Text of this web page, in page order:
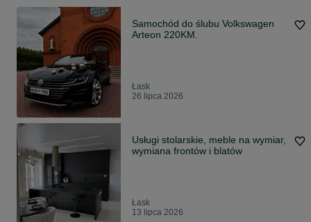
Samochód do ślubu Volkswagen
Arteon 220KM.
Łask
26 lipca 2026
Usługi stolarskie, meble na wymiar,
wymiana frontów i blatów
Łask
13 lipca 2026